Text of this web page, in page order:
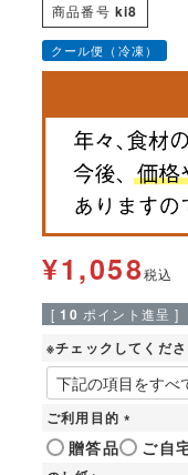
商品番号 ki8
クール便（冷凍）
¥1,058税込
[ 10 ポイント進呈 ]
※チェックしてくだ
ご利用目的
(
必
贈答品 ご自